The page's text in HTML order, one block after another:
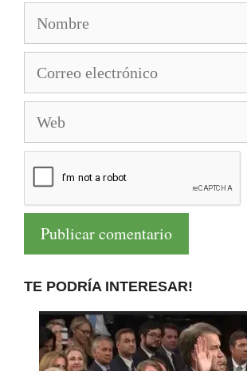
electrónico
TE PODRÍA INTERESAR!